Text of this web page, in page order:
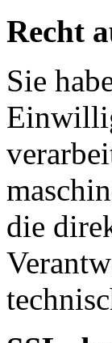
Recht
Sie
die